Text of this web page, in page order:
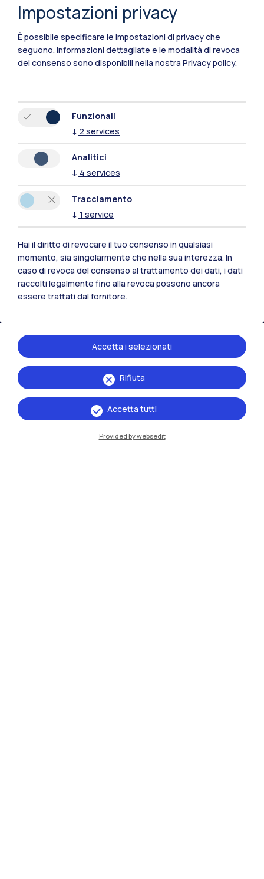
Polimi Community
Tutti i siti dell’ecosistema
Impostazioni privacy
È possibile specificare le impostazioni di privacy che
seguono. Informazioni dettagliate e le modalità di revoca
del consenso sono disponibili nella nostra Privacy policy.
Funzionali
↓ 2 services
Analitici
↓ 4 services
Tracciamento
↓ 1 service
Hai il diritto di revocare il tuo consenso in qualsiasi
momento, sia singolarmente che nella sua interezza. In
caso di revoca del consenso al trattamento dei dati, i dati
raccolti legalmente fino alla revoca possono ancora
essere trattati dal fornitore.
Rifiuta
Accetta i selezionati
Accetta tutti
Provided by websedit